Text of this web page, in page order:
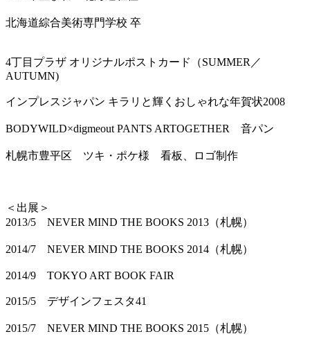
北海道綜合美術専門学校 卒
4丁目プラザ オリジナルポストカード（SUMMER／
AUTUMN)
インプレスジャパン キラリと輝くおしゃれな年賀状2008
BODYWILD×digmeout PANTS ARTOGETHER 音パン
札幌市豊平区 ツキ・ポケ様 看板、ロゴ制作
＜出展＞
2013/5 NEVER MIND THE BOOKS 2013（札幌）
2014/7 NEVER MIND THE BOOKS 2014（札幌）
2014/9 TOKYO ART BOOK FAIR
2015/5 デザインフェスタ41
2015/7 NEVER MIND THE BOOKS 2015（札幌）